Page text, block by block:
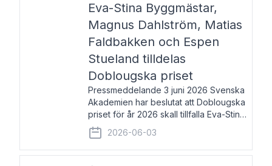
Eva-Stina Byggmästar,
Magnus Dahlström, Matias
Faldbakken och Espen
Stueland tilldelas
Doblougska priset
Pressmeddelande 3 juni 2026 Svenska
Akademien har beslutat att Doblougska
priset för år 2026 skall tillfalla Eva-Stina
Byggmästar, Magnus Dahlström, Matias
Faldbakken samt Espen Stueland.
Prisbeloppet är 200 000 svenska
2026-06-03